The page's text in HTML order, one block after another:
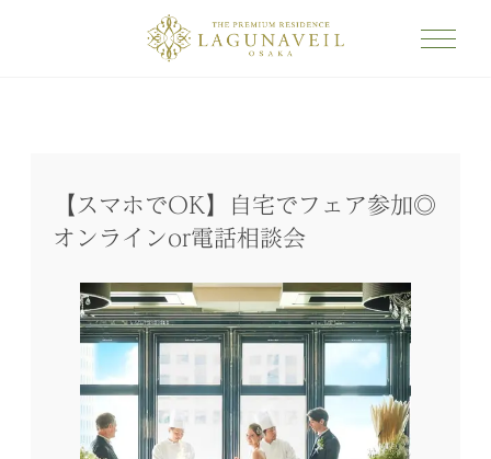
【スマホでOK】自宅でフェア参加◎
オンラインor電話相談会